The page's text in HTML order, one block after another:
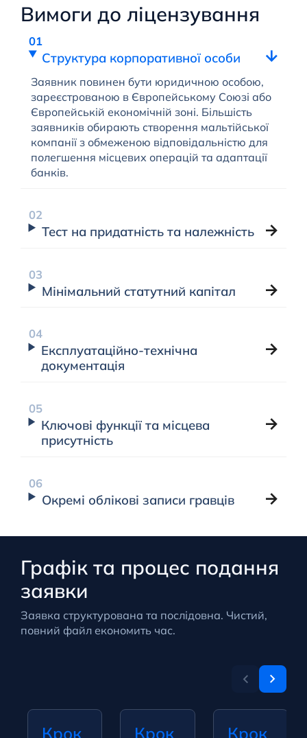
Вимоги до ліцензування
Структура корпоративної особи
Заявник повинен бути юридичною особою,
зареєстрованою в Європейському Союзі або
Європейській економічній зоні. Більшість
заявників обирають створення мальтійської
компанії з обмеженою відповідальністю для
полегшення місцевих операцій та адаптації
банків.
Тест на придатність та належність
Мінімальний статутний капітал
Експлуатаційно-технічна
документація
Ключові функції та місцева
присутність
Окремі облікові записи гравців
Графік та процес подання
заявки
Заявка структурована та послідовна. Чистий,
повний файл економить час.
Крок Крок Крок